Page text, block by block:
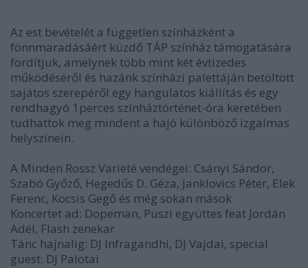
Az est bevételét a független színházként a
fönnmaradásáért küzdő TÁP színház támogatására
fordítjuk, amelynek több mint két évtizedes
működéséről és hazánk színházi palettáján betöltött
sajátos szerepéről egy hangulatos kiállítás és egy
rendhagyó 1perces színháztörténet-óra keretében
tudhattok meg mindent a hajó különböző izgalmas
helyszínein.
A Minden Rossz Varieté vendégei: Csányi Sándor,
Szabó Győző, Hegedűs D. Géza, Janklovics Péter, Elek
Ferenc, Kocsis Gegő és még sokan mások
Koncertet ad: Dopeman, Puszi együttes feat Jordán
Adél, Flash zenekar
Tánc hajnalig: DJ Infragandhi, DJ Vajdai, special
guest: DJ Palotai